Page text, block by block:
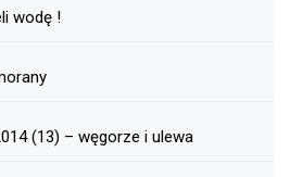
wodę !
(13) – węgorze i ulewa